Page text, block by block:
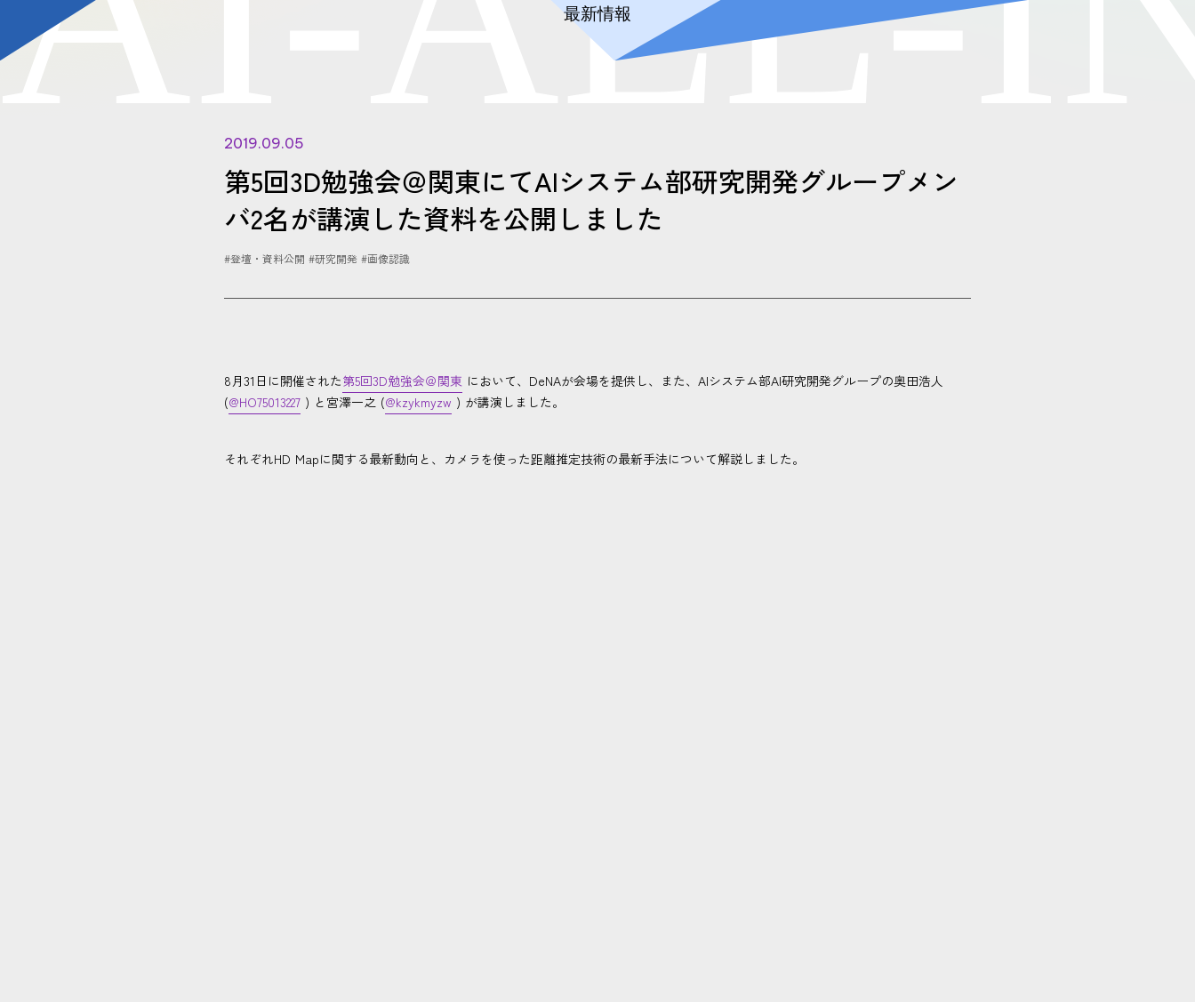
最新情報
2019.09.05
第5回3D勉強会＠関東にてAIシステム部研究開発グループメン
バ2名が講演した資料を公開しました
#登壇・資料公開 #研究開発 #画像認識
8月31日に開催された第5回3D勉強会＠関東 において、DeNAが会場を提供し、また、AIシステム部AI研究開発グループの奥田浩人
(@HO75013227 ) と宮澤一之 (@kzykmyzw ) が講演しました。
それぞれHD Mapに関する最新動向と、カメラを使った距離推定技術の最新手法について解説しました。